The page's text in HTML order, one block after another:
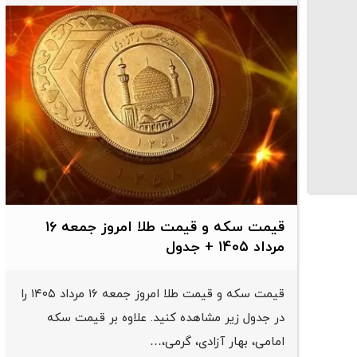
قیمت سکه و قیمت طلا امروز جمعه ۱۶
مرداد ۱۴۰۵ + جدول
قیمت سکه و قیمت طلا امروز جمعه ۱۶ مرداد ۱۴۰۵ را
در جدول زیر مشاهده کنید. علاوه بر قیمت سکه
امامی، بهار آزادی، گرمی،…